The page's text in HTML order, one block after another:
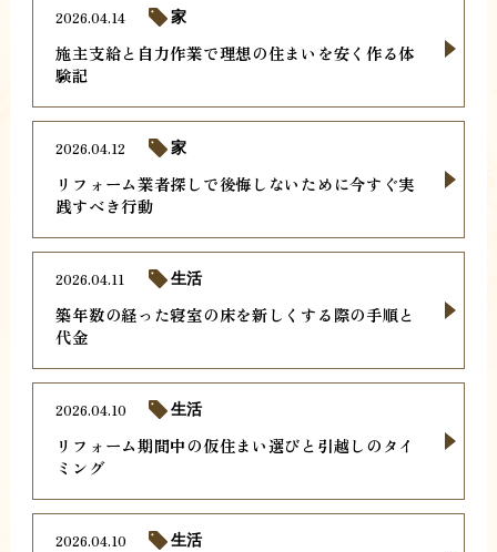
施主支給と自力作業で理想の住まいを安く作る体
験記
2026.04.14 家
リフォーム業者探しで後悔しないために今すぐ実
践すべき行動
2026.04.12 家
築年数の経った寝室の床を新しくする際の手順と
代金
2026.04.11 生活
リフォーム期間中の仮住まい選びと引越しのタイ
ミング
2026.04.10 生活
2026.04.10 生活